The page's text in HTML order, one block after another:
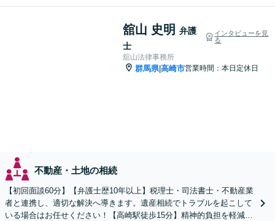
舘山 史明 弁護
士
インタビューを見
る
舘山法律事務所
群馬県|高崎市営業時間：本日定休日
不動産・土地の相続
【初回面談60分】【弁護士歴10年以上】税理士・司法書士・不動産業
者と連携し、適切な解決へ導きます。遺産相続でトラブルを起こして
いる場合はお任せください！【高崎駅徒歩15分】精神的負担を軽減す